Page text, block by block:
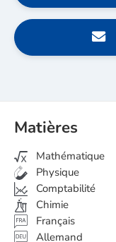
Matières
Mathématique
Physique
Comptabilité
Chimie
Français
Allemand